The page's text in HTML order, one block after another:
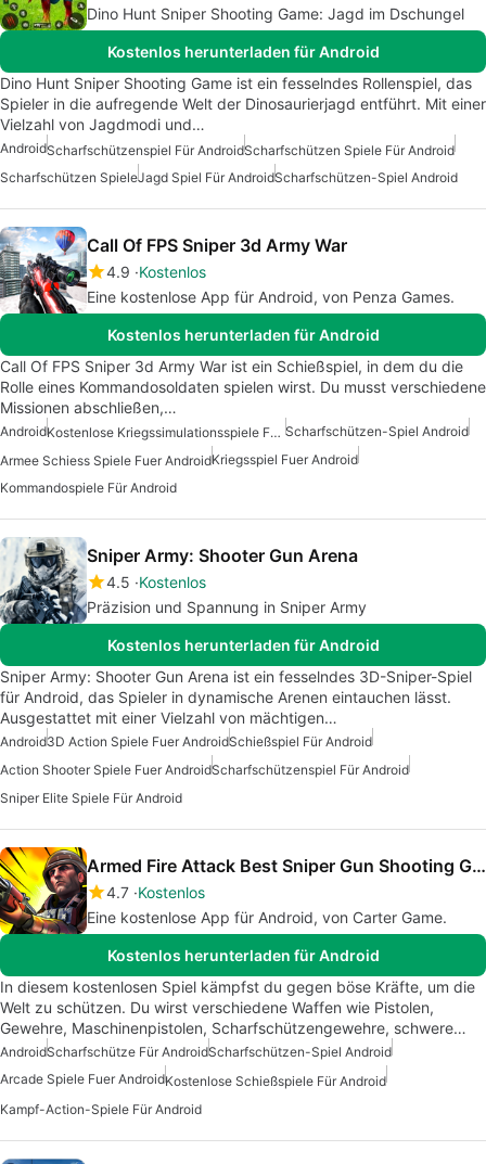
Dino Hunt Sniper Shooting Game: Jagd im Dschungel
Kostenlos herunterladen für Android
Dino Hunt Sniper Shooting Game ist ein fesselndes Rollenspiel, das
Spieler in die aufregende Welt der Dinosaurierjagd entführt. Mit einer
Vielzahl von Jagdmodi und…
AndroidScharfschützenspiel Für AndroidScharfschützen Spiele Für Android
Scharfschützen SpieleJagd Spiel Für AndroidScharfschützen-Spiel Android
Call Of FPS Sniper 3d Army War
4.9 Kostenlos
Eine kostenlose App für Android, von Penza Games.
Kostenlos herunterladen für Android
Call Of FPS Sniper 3d Army War ist ein Schießspiel, in dem du die
Rolle eines Kommandosoldaten spielen wirst. Du musst verschiedene
Missionen abschließen,…
Android Kostenlose Kriegssimulationsspiele Für Android Scharfschützen-Spiel Android
Armee Schiess Spiele Fuer AndroidKriegsspiel Fuer Android
Kommandospiele Für Android
Sniper Army: Shooter Gun Arena
4.5 Kostenlos
Präzision und Spannung in Sniper Army
Kostenlos herunterladen für Android
Sniper Army: Shooter Gun Arena ist ein fesselndes 3D-Sniper-Spiel
für Android, das Spieler in dynamische Arenen eintauchen lässt.
Ausgestattet mit einer Vielzahl von mächtigen…
Android3D Action Spiele Fuer AndroidSchießspiel Für Android
Action Shooter Spiele Fuer AndroidScharfschützenspiel Für Android
Sniper Elite Spiele Für Android
Armed Fire Attack Best Sniper Gun Shooting Game
4.7 Kostenlos
Eine kostenlose App für Android, von Carter Game.
Kostenlos herunterladen für Android
In diesem kostenlosen Spiel kämpfst du gegen böse Kräfte, um die
Welt zu schützen. Du wirst verschiedene Waffen wie Pistolen,
Gewehre, Maschinenpistolen, Scharfschützengewehre, schwere…
AndroidScharfschütze Für AndroidScharfschützen-Spiel Android
Arcade Spiele Fuer AndroidKostenlose Schießspiele Für Android
Kampf-Action-Spiele Für Android